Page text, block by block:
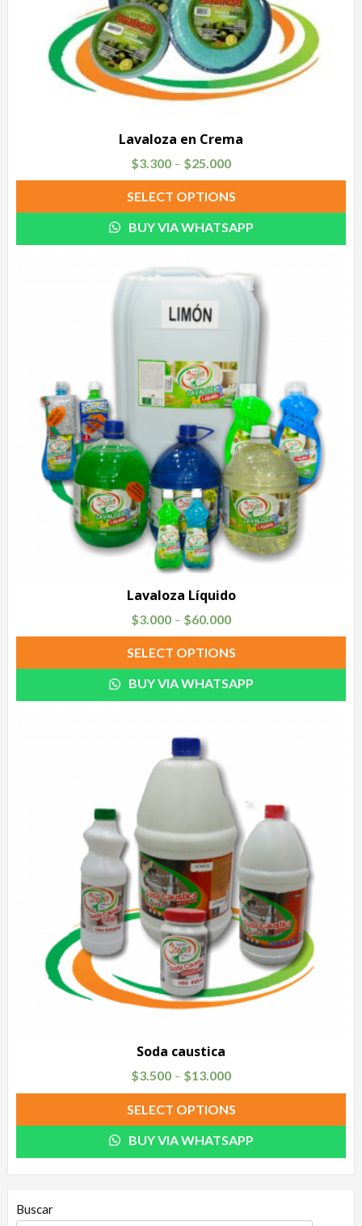
Lavaloza en Crema
$3.300 – $25.000
SELECT OPTIONS
BUY VIA WHATSAPP
Lavaloza Líquido
$3.000 – $60.000
SELECT OPTIONS
BUY VIA WHATSAPP
Soda caustica
$3.500 – $13.000
SELECT OPTIONS
BUY VIA WHATSAPP
Buscar